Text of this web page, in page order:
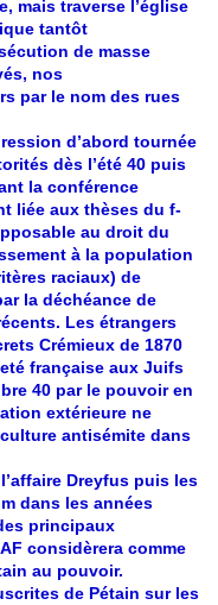
mais traverse l’église
tantôt
de masse
nos
par le nom des rues
d’abord tournée
dès l’été 40 puis
la conférence
liée aux thèses du f-
au droit du
à la population
raciaux) de
la déchéance de
Les étrangers
Crémieux de 1870
française aux Juifs
40 par le pouvoir en
extérieure ne
antisémite dans
Dreyfus puis les
dans les années
principaux
considèrera comme
au pouvoir.
de Pétain sur les